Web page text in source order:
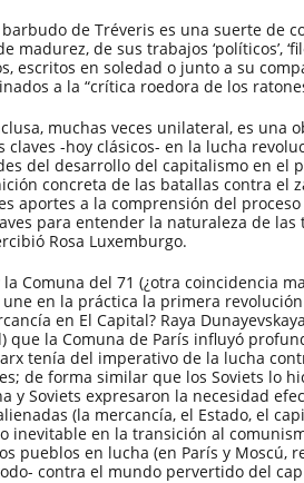
de Tréveris es una suerte de
de sus trabajos ‘políticos’,
escritos en soledad o junto a su
a la “crítica roedora de los
muchas veces unilateral, es una
claves -hoy clásicos- en la lucha
del desarrollo del capitalismo en el
concreta de las batallas contra el
aportes a la comprensión del
para entender la naturaleza de
Rosa Luxemburgo.
la Comuna del 71 (¿otra coincidencia
en la práctica la primera
en El Capital? Raya
que la Comuna de París influyó
tenía del imperativo de la lucha
de forma similar que los Soviets lo
y Soviets expresaron la necesidad
(la mercancía, el Estado, el
inevitable en la transición al
pueblos en lucha (en París y Moscú,
contra el mundo pervertido del